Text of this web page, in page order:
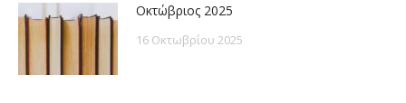
Οκτώβριος 2025
16 Οκτωβρίου 2025